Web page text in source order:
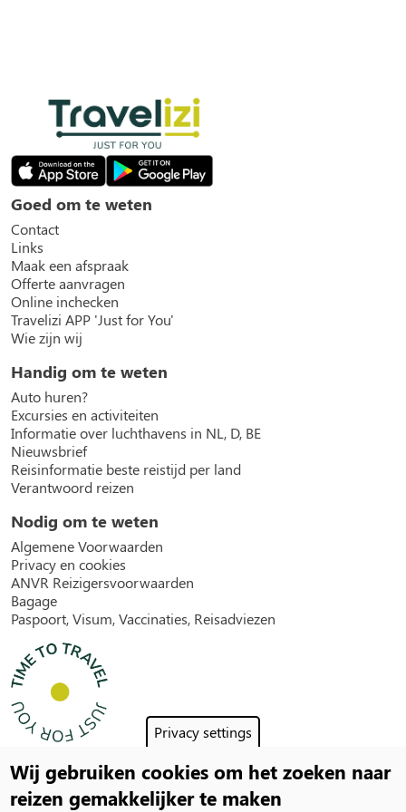
Privacy settings
Wij gebruiken cookies om het zoeken naar
reizen gemakkelijker te maken
Goed om te weten
Contact
Links
Maak een afspraak
Offerte aanvragen
Online inchecken
Travelizi APP 'Just for You'
Wie zijn wij
Handig om te weten
Auto huren?
Excursies en activiteiten
Informatie over luchthavens in NL, D, BE
Nieuwsbrief
Reisinformatie beste reistijd per land
Verantwoord reizen
Nodig om te weten
Algemene Voorwaarden
Privacy en cookies
ANVR Reizigersvoorwaarden
Bagage
Paspoort, Visum, Vaccinaties, Reisadviezen
Social